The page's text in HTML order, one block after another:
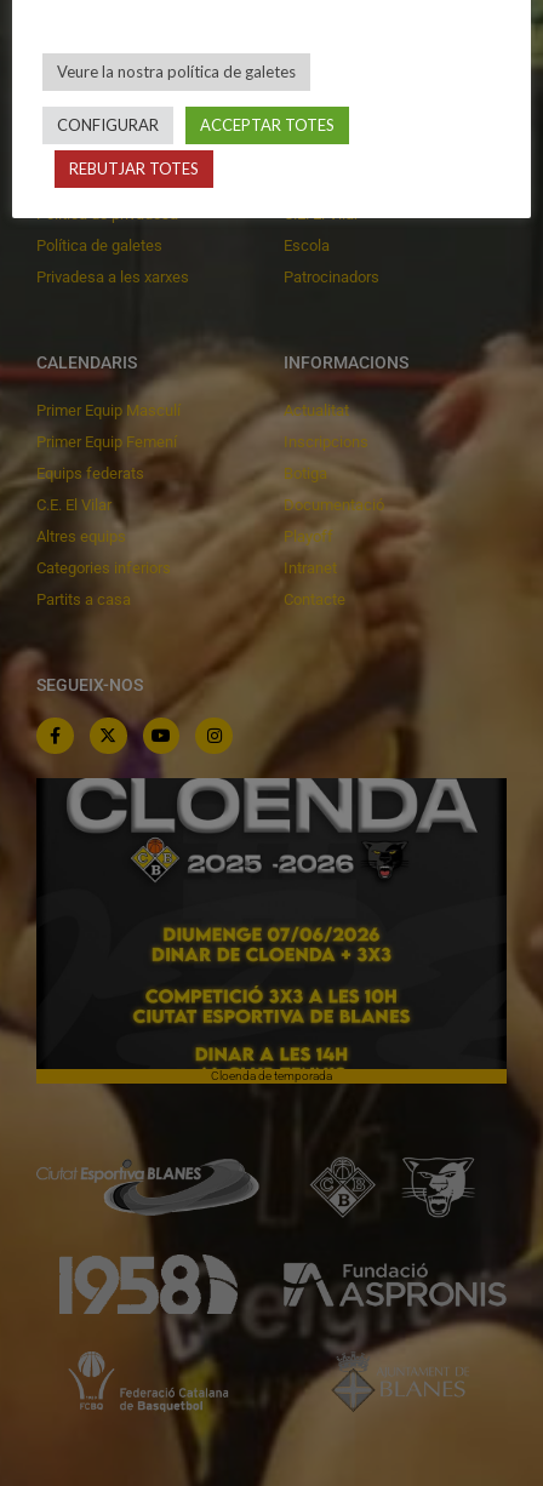
Història
Organització
Publicacions
Política de galetes
Privadesa a les xarxes
Primer equip masculí
Primer equip femení
Equips masculins
Escola
Patrocinadors
CALENDARIS
Primer Equip Masculí
Primer Equip Femení
Equips federats
C.E. El Vilar
Altres equips
Categories inferiors
Partits a casa
INFORMACIONS
Actualitat
Inscripcions
Botiga
Documentació
Playoff
Intranet
Contacte
SEGUEIX-NOS
Cloenda de temporada
Veure la nostra política de galetes
CONFIGURAR ACCEPTAR TOTES
REBUTJAR TOTES